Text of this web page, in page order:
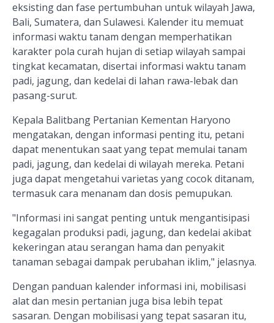
eksisting dan fase pertumbuhan untuk wilayah Jawa,
Bali, Sumatera, dan Sulawesi. Kalender itu memuat
informasi waktu tanam dengan memperhatikan
karakter pola curah hujan di setiap wilayah sampai
tingkat kecamatan, disertai informasi waktu tanam
padi, jagung, dan kedelai di lahan rawa-lebak dan
pasang-surut.
Kepala Balitbang Pertanian Kementan Haryono
mengatakan, dengan informasi penting itu, petani
dapat menentukan saat yang tepat memulai tanam
padi, jagung, dan kedelai di wilayah mereka. Petani
juga dapat mengetahui varietas yang cocok ditanam,
termasuk cara menanam dan dosis pemupukan.
"Informasi ini sangat penting untuk mengantisipasi
kegagalan produksi padi, jagung, dan kedelai akibat
kekeringan atau serangan hama dan penyakit
tanaman sebagai dampak perubahan iklim," jelasnya.
Dengan panduan kalender informasi ini, mobilisasi
alat dan mesin pertanian juga bisa lebih tepat
sasaran. Dengan mobilisasi yang tepat sasaran itu,